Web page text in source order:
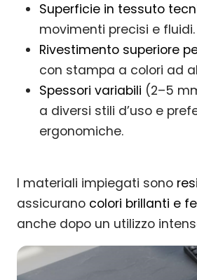
Superficie in tessuto
movimenti precisi e fluidi.
Rivestimento superiore
con stampa a colori ad
Spessori variabili (2–5
a diversi stili d’uso e
ergonomiche.
I materiali impiegati sono
assicurano colori brillanti e
anche dopo un utilizzo